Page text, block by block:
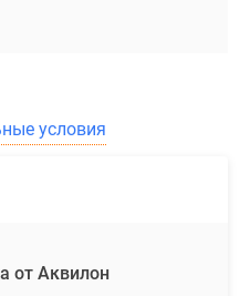
условия
от Аквилон